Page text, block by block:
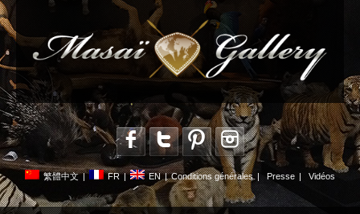
繁體中文 | FR | EN | Conditions générales Presse Vidéos